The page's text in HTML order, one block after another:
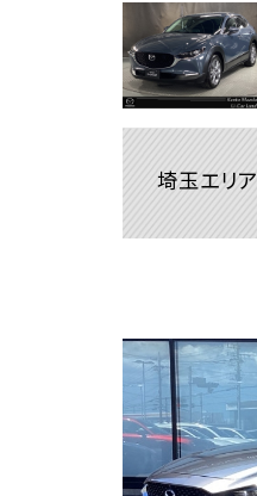
埼玉エリア